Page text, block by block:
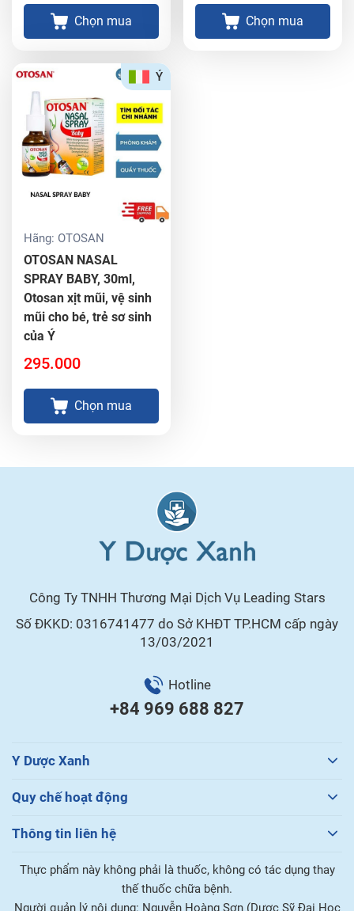
Chọn mua Chọn mua
Hãng: OTOSAN
OTOSAN NASAL
SPRAY BABY, 30ml,
Otosan xịt mũi, vệ sinh
mũi cho bé, trẻ sơ sinh
của Ý
295.000
Ý
Chọn mua
Công Ty TNHH Thương Mại Dịch Vụ Leading Stars
Số ĐKKD: 0316741477 do Sở KHĐT TP.HCM cấp ngày
13/03/2021
Hotline
+84 969 688 827
Y Dược Xanh
Quy chế hoạt động
Thông tin liên hệ
Thực phẩm này không phải là thuốc, không có tác dụng thay
thế thuốc chữa bệnh.
Người quản lý nội dung: Nguyễn Hoàng Sơn (Dược Sỹ Đại Học